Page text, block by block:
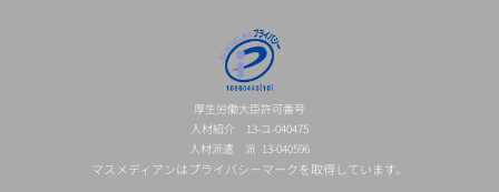
厚生労働大臣許可番号
人材紹介 13-ユ-040475
人材派遣 派 13-040596
マスメディアンはプライバシーマークを取得しています。